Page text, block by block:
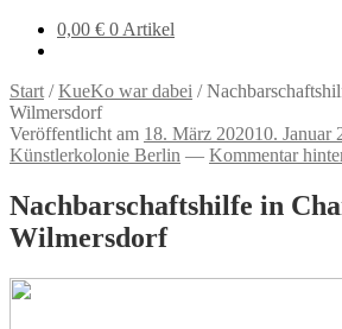
0,00 € 0 Artikel
Start /KueKo war dabei /
Wilmersdorf
Veröffentlicht am 18. März 202010. Januar
Künstlerkolonie Berlin — Kommentar
Nachbarschaftshilfe in
Wilmersdorf